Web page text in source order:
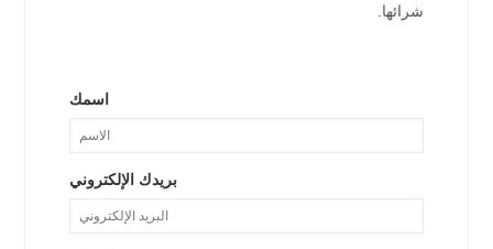
شرائها.
اسمك
بريدك الإلكتروني